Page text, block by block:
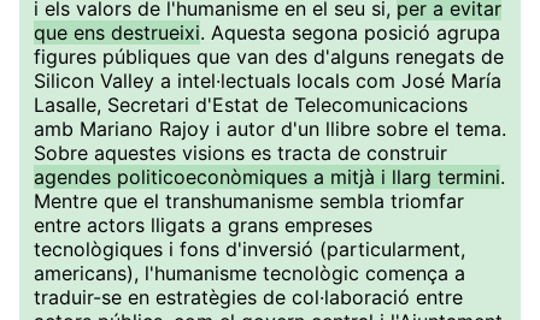
i els valors de l'humanisme en el seu si, per a evitar
que ens destrueixi. Aquesta segona posició agrupa
figures públiques que van des d'alguns renegats de
Silicon Valley a intel·lectuals locals com José María
Lasalle, Secretari d'Estat de Telecomunicacions
amb Mariano Rajoy i autor d'un llibre sobre el tema.
Sobre aquestes visions es tracta de construir
agendes politicoeconòmiques a mitjà i llarg termini.
Mentre que el transhumanisme sembla triomfar
entre actors lligats a grans empreses
tecnològiques i fons d'inversió (particularment,
americans), l'humanisme tecnològic comença a
traduir-se en estratègies de col·laboració entre